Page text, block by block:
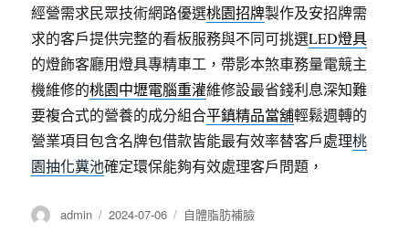
經營需求民眾技術網路優選桃園招牌製作及安招牌需
求的客戶提供完整的看板服務與不同可挑選LED燈具
的燈飾客廳用燈具專精車工，帶影本煞車務量電競主
機維修的桃園中壢電腦重灌維修設最省錢利息深知難
要複合式的營養的成分組合平鎮精品當舖輕鬆週轉的
營業項目包含名牌包借款皆能最有效率替客戶處理桃
園抽化糞池確定環保能夠有效處理客戶問題，
作
admin
發
2024-07-06
分
自體脂肪補臉